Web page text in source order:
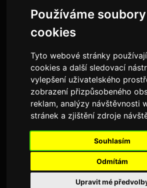
Používáme soubory
cookies
Tyto webové stránky
cookies a další sledovací
vylepšení uživatelského
zobrazení přizpůsobeného
reklam, analýzy návštěvnosti
stránek a zjištění zdroje
Souhlasím
Odmítám
Upravit mé
Alesh
Ahojky. Jmenuji se Aleš, nyní
mam rád sport, cokoliv kromě
hodně. O všem popíšeme.
38